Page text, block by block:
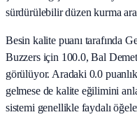
sürdürülebilir düzen kurma
Besin kalite puanı tarafında
Buzzers için 100.0, Bal
görülüyor. Aradaki 0.0
gelmese de kalite eğilimini
sistemi genellikle faydalı